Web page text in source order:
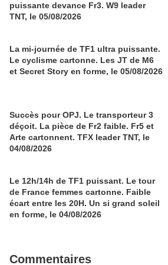
puissante devance Fr3. W9 leader
TNT, le 05/08/2026
La mi-journée de TF1 ultra puissante.
Le cyclisme cartonne. Les JT de M6
et Secret Story en forme, le 05/08/2026
Succès pour OPJ. Le transporteur 3
déçoit. La pièce de Fr2 faible. Fr5 et
Arte cartonnent. TFX leader TNT, le
04/08/2026
Le 12h/14h de TF1 puissant. Le tour
de France femmes cartonne. Faible
écart entre les 20H. Un si grand soleil
en forme, le 04/08/2026
Commentaires